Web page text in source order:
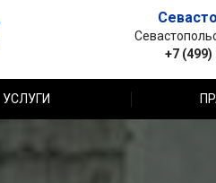
+7 (499)
УСЛУГИ